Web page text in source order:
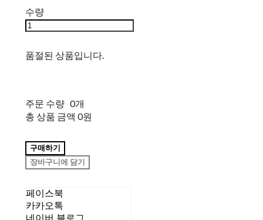
수량
품절된 상품입니다.
주문 수량 0개
총 상품 금액 0원
구매하기
장바구니에 담기
페이스북
카카오톡